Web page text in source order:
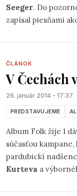
Seeger. Do
zapísal piesňami
ČLÁNOK
V Čechách
26. január 2014 - 17:37
PREDSTAVUJEME
Album Folk žije 1
súčasťou
pardubickí
Kurteva a